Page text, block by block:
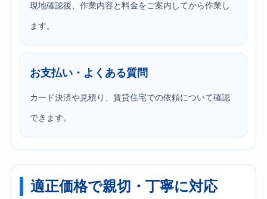
現地確認後、作業内容と料金をご案内してから作業し
ます。
お支払い・よくある質問
カード決済や見積り、賃貸住宅での依頼について確認
できます。
適正価格で親切・丁寧に対応